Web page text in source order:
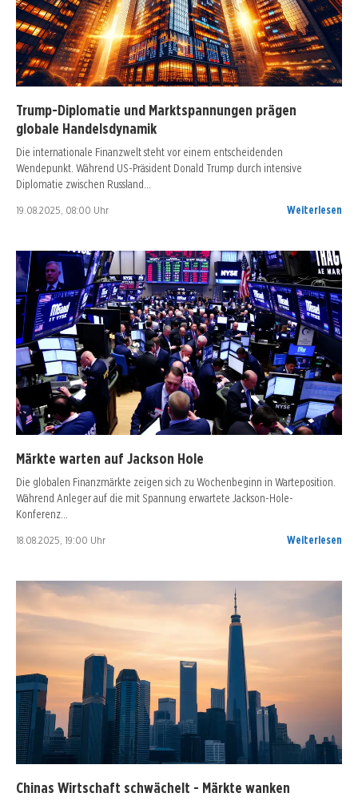
Trump-Diplomatie und Marktspannungen prägen
globale Handelsdynamik
Die internationale Finanzwelt steht vor einem entscheidenden
Wendepunkt. Während US-Präsident Donald Trump durch intensive
Diplomatie zwischen Russland…
19.08.2025, 08:00 Uhr Weiterlesen
Märkte warten auf Jackson Hole
Die globalen Finanzmärkte zeigen sich zu Wochenbeginn in Warteposition.
Während Anleger auf die mit Spannung erwartete Jackson-Hole-
Konferenz…
18.08.2025, 19:00 Uhr Weiterlesen
Chinas Wirtschaft schwächelt - Märkte wanken